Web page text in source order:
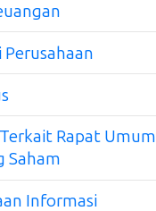
Perusahaan
Rapat Umum
Saham
Informasi